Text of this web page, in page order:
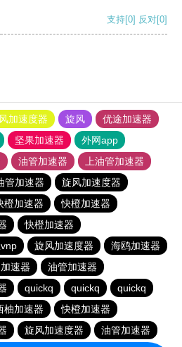
支持[0] 反对[0]
加速度器 旋风
优途加速器
坚果加速器
外网app
油管加速器
上油管加速器
管加速器
旋风加速度器
橙加速器
快橙加速器
快橙加速器
旋风加速度器
海鸥加速器
速器
油管加速器
quickq quickq
quickq
柚加速器
快橙加速器
旋风加速度器
油管加速器